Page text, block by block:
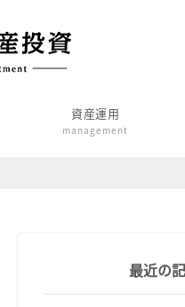
資産運用
management
最近の